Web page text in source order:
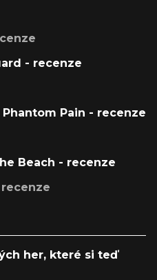
- recenze
Pain - recenze
Beach - recenze
her, které si teď